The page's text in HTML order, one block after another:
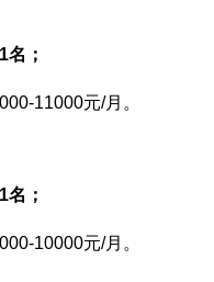
名；
11000元/月。
名；
10000元/月。